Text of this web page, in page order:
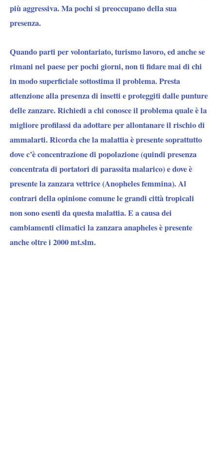
più aggressiva. Ma pochi si preoccupano della sua
presenza.
Quando parti per volontariato, turismo lavoro, ed anche se
rimani nel paese per pochi giorni, non ti fidare mai di chi
in modo superficiale sottostima il problema. Presta
attenzione alla presenza di insetti e proteggiti dalle punture
delle zanzare. Richiedi a chi conosce il problema quale è la
migliore profilassi da adottare per allontanare il rischio di
ammalarti. Ricorda che la malattia è presente soprattutto
dove c’è concentrazione di popolazione (quindi presenza
concentrata di portatori di parassita malarico) e dove è
presente la zanzara vettrice (Anopheles femmina). Al
contrari della opinione comune le grandi città tropicali
non sono esenti da questa malattia. E a causa dei
cambiamenti climatici la zanzara anapheles è presente
anche oltre i 2000 mt.slm.